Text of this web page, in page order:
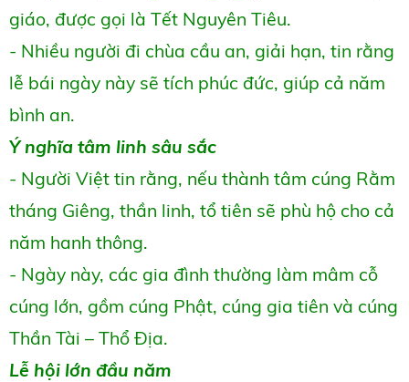
giáo, được gọi là Tết Nguyên Tiêu.
- Nhiều người đi chùa cầu an, giải hạn, tin rằng
lễ bái ngày này sẽ tích phúc đức, giúp cả năm
bình an.
Ý nghĩa tâm linh sâu sắc
- Người Việt tin rằng, nếu thành tâm cúng Rằm
tháng Giêng, thần linh, tổ tiên sẽ phù hộ cho cả
năm hanh thông.
- Ngày này, các gia đình thường làm mâm cỗ
cúng lớn, gồm cúng Phật, cúng gia tiên và cúng
Thần Tài – Thổ Địa.
Lễ hội lớn đầu năm